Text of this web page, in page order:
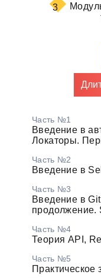
3
Часть №1
Введение в
Локаторы.
Часть №2
Введение в
Часть №3
Введение в
продолжение.
Часть №4
Теория API,
Часть №5
Практическое